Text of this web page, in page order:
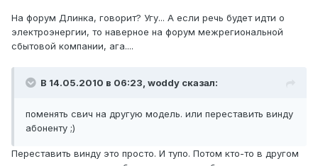
На форум Длинка, говорит? Угу... А если речь будет идти о
электроэнергии, то наверное на форум межрегиональной
сбытовой компании, ага....
В 14.05.2010 в 06:23, woddy сказал:
поменять свич на другую модель. или переставить винду
абоненту ;)
Переставить винду это просто. И тупо. Потом кто-то в другом